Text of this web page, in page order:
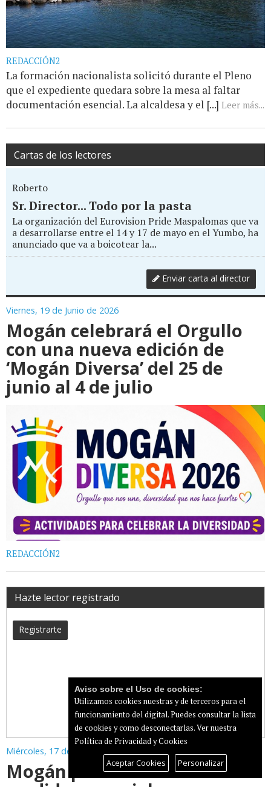
REDACCIÓN2
La formación nacionalista solicitó durante el Pleno
que el expediente quedara sobre la mesa al faltar
documentación esencial. La alcaldesa y el [...] Leer más...
Cartas de los lectores
Roberto
Sr. Director... Todo por la pasta
La organización del Eurovision Pride Maspalomas que va
a desarrollarse entre el 14 y 17 de mayo en el Yumbo, ha
anunciado que va a boicotear la...
Enviar carta al director
Viernes, 19 de Junio de 2026
Mogán celebrará el Orgullo
con una nueva edición de
‘Mogán Diversa’ del 25 de
junio al 4 de julio
REDACCIÓN2
Hazte lector registrado
Registrarte
Miércoles, 17 de Junio de 2026
Mogán publica un bando con
Aviso sobre el Uso de cookies:
Utilizamos cookies nuestras y de terceros para el
funcionamiento del digital. Puedes consultar la lista
de cookies y como desconectarlas.Ver nuestra
Política de Privacidad y Cookies
Aceptar Cookies Personalizar